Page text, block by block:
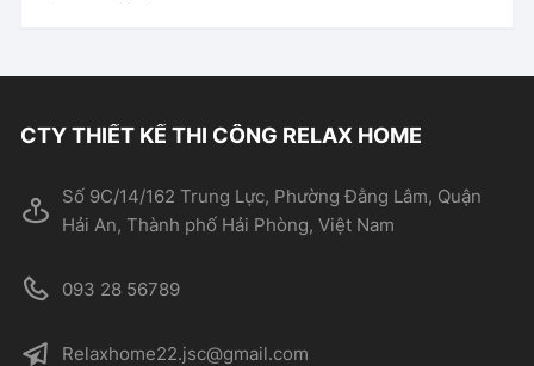
CTY THIẾT KẾ THI CÔNG RELAX HOME
Số 9C/14/162 Trung Lực, Phường Đằng Lâm, Quận
Hải An, Thành phố Hải Phòng, Việt Nam
093 28 56789
Relaxhome22.jsc@gmail.com